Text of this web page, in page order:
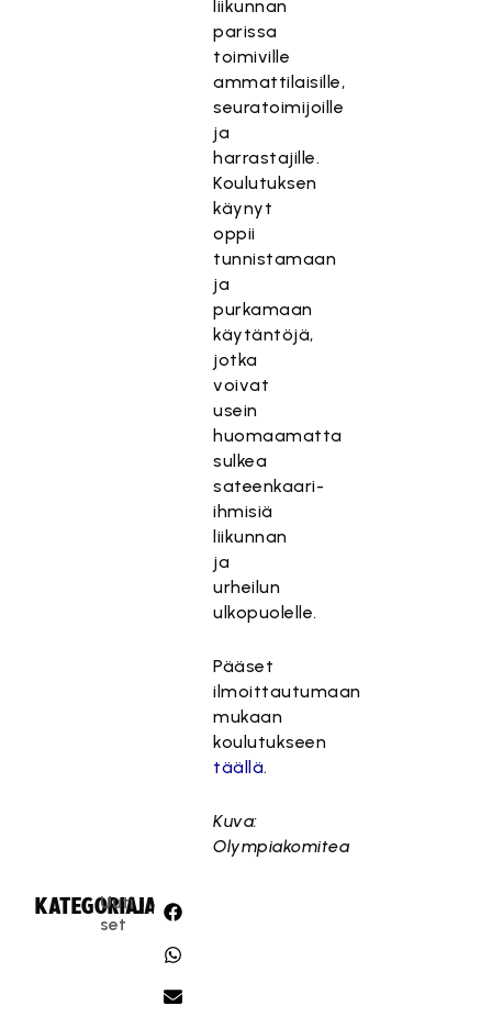
liikunnan
parissa
toimiville
ammattilaisille,
seuratoimijoille
ja
harrastajille.
Koulutuksen
käynyt
oppii
tunnistamaan
ja
purkamaan
käytäntöjä,
jotka
voivat
usein
huomaamatta
sulkea
sateenkaari-
ihmisiä
liikunnan
ja
urheilun
ulkopuolelle.
Pääset
ilmoittautumaan
mukaan
koulutukseen
täällä.
Kuva:
Olympiakomitea
KATEGORIA:
Uuti
set
JAA: